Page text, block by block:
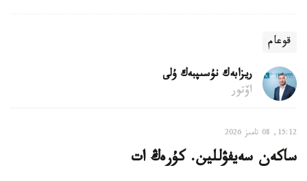
قوعام
ريزابەك نۇسىپبەك ۇلى
اۆتور
15:12, 08 تامىز 2026
ساكەن سەيفۋللين. كۇرەڭ ات